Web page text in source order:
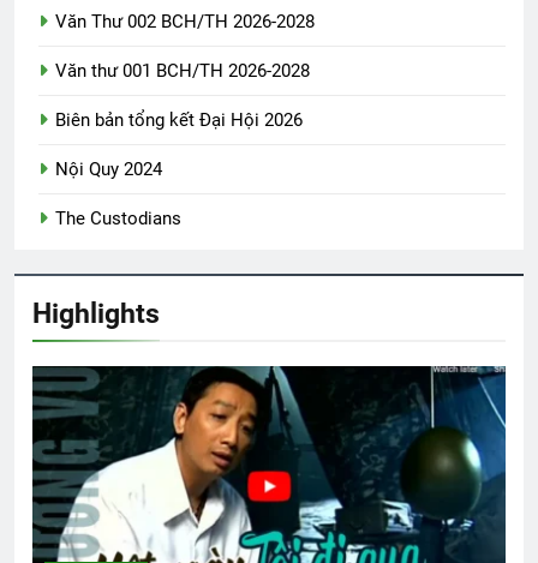
3 Years Ago
(Rabindranath Tagore)
3 Years Ago
Đoàn PNLV thăm viếng quý NT Bắc Cali
2 Years Ago
Văn Thư 002 BCH/TH 2026-2028
Văn thư 001 BCH/TH 2026-2028
Biên bản tổng kết Đại Hội 2026
Nội Quy 2024
The Custodians
Highlights